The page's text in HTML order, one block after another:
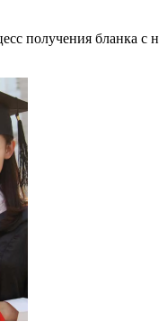
получения бланка